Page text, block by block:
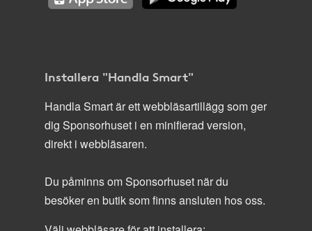
Installera "Handla Smart"
Handla Smart är ett webbläsartillägg som ger
dig Sponsorhuset i en minifierad version,
direkt i webbläsaren.
Du påminns om Sponsorhuset när du
besöker en butik som finns ansluten hos oss.